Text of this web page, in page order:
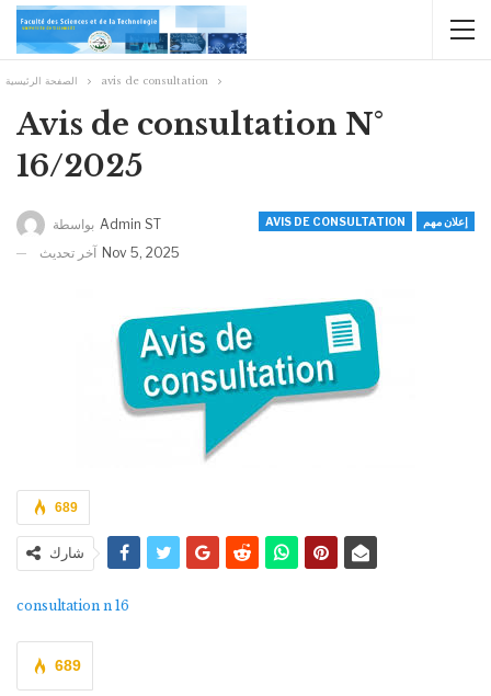
الصفحة الرئيسية avis de consultation
Avis de consultation N°
16/2025
AVIS DE CONSULTATION إعلان مهم
Admin ST
Nov 5, 2025
689
شارك
consultation n 16
689